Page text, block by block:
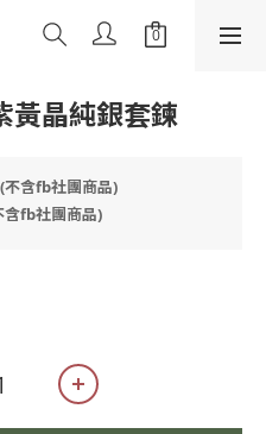
黃晶純銀套鍊
不含fb社團商品)
含fb社團商品)